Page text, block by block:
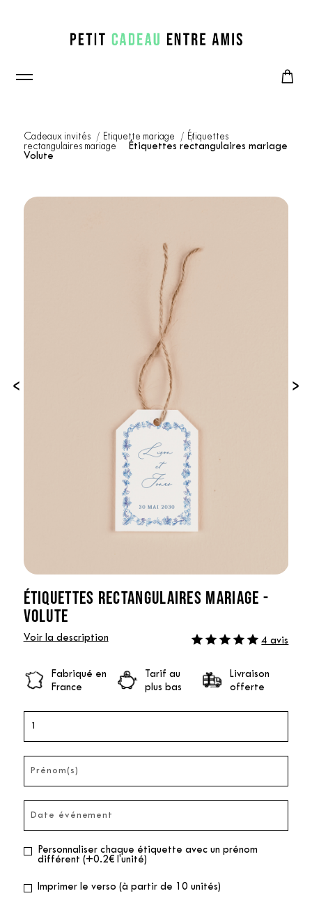
Cadeaux invités Etiquette mariage
Étiquettes
rectangulaires mariage
Étiquettes rectangulaires mariage
Volute
‹ ›
ÉTIQUETTES RECTANGULAIRES MARIAGE -
VOLUTE
Voir la description 4 avis
Fabriqué en
France
Tarif au
plus bas
Livraison
offerte
Personnaliser chaque étiquette avec un prénom
différent (+0.2€ l'unité)
Imprimer le verso (à partir de 10 unités)